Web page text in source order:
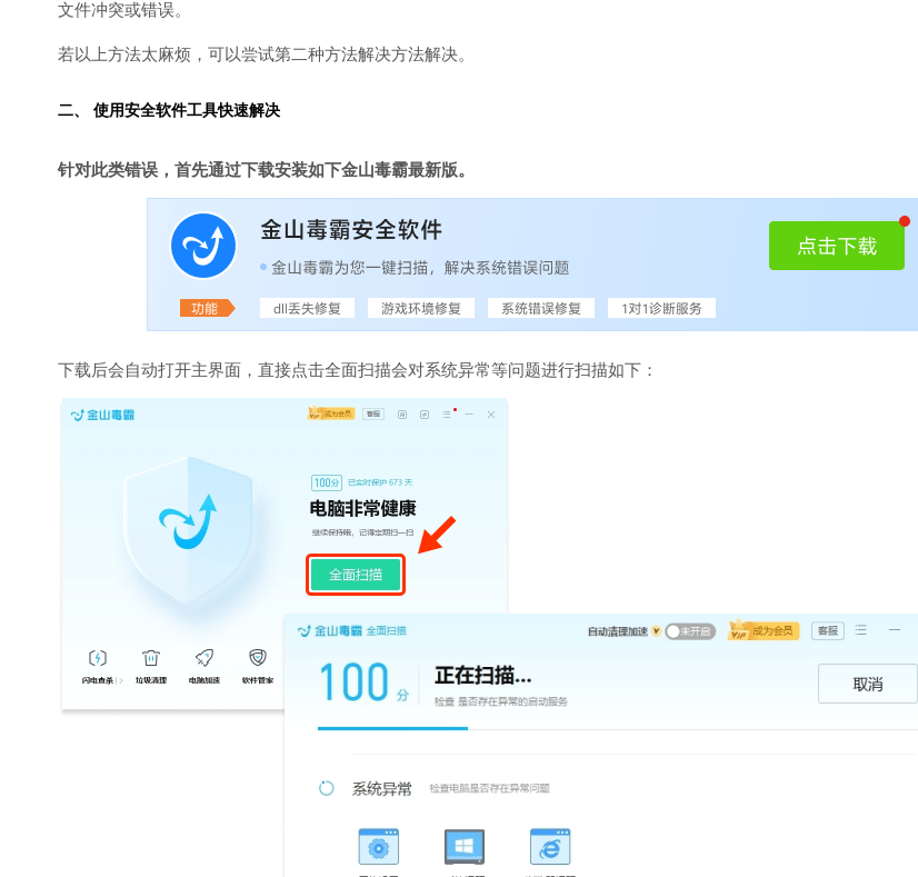
文件冲突或错误。
若以上方法太麻烦，可以尝试第二种方法解决方法解决。
二、 使用安全软件工具快速解决
针对此类错误，首先通过下载安装如下金山毒霸最新版。
下载后会自动打开主界面，直接点击全面扫描会对系统异常等问题进行扫描如下：